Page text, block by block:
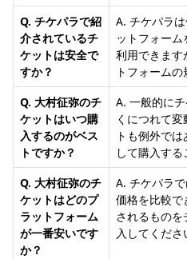
Q. チケパラで紹
介されているチ
ケットは安全で
すか？
A. チケパラ
ットフォー
利用できます
トフォーム
Q. 大村征弥のチ
ケットはいつ購
入するのがベス
トですか？
A. 一般的に
くにつれて
トも例外で
して購入する
Q. 大村征弥のチ
ケットはどのプ
ラットフォーム
が一番安いです
か？
A. チケパラ
価格を比較で
されるもの
入してくださ